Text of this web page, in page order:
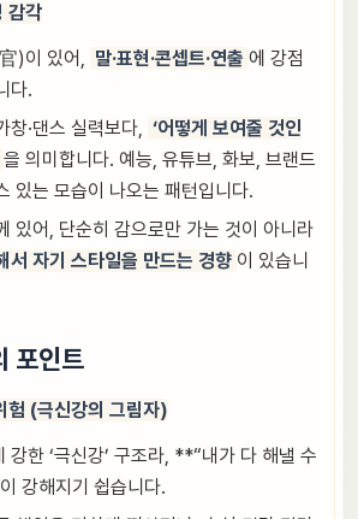
감각
)이 있어, 말·표현·콘셉트·연출 에 강점
다.
창·댄스 실력보다, ‘어떻게 보여줄 것인
을 의미합니다. 예능, 유튜브, 화보, 브랜드
있는 모습이 나오는 패턴입니다.
있어, 단순히 감으로만 가는 것이 아니라
서 자기 스타일을 만드는 경향 이 있습니
포인트
험 (극신강의 그림자)
강한 ‘극신강’ 구조라, **“내가 다 해낼 수
강해지기 쉽습니다.